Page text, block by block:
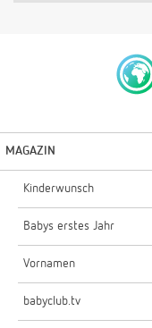
MAGAZIN
Kinderwunsch
Babys erstes Jahr
Vornamen
babyclub.tv